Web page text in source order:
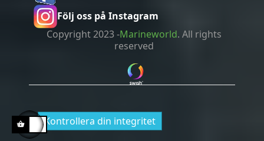
Följ oss på Instagram
Copyright 2023 -Marineworld. All rights
reserved
Kontrollera din integritet